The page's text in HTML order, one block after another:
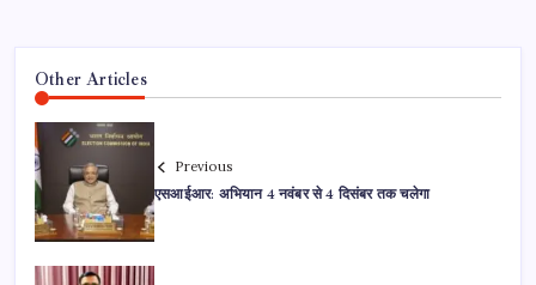
Other Articles
Previous
एसआईआर: अभियान 4 नवंबर से 4 दिसंबर तक चलेगा